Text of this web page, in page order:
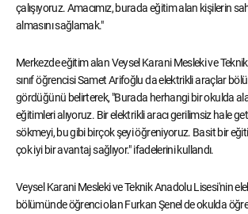
çalışıyoruz. Amacımız, burada eğitim alan kişilerin
almasını sağlamak."
Merkezde eğitim alan Veysel Karani Mesleki ve
sınıf öğrencisi Samet Arifoğlu da elektrikli araçlar
gördüğünü belirterek, "Burada herhangi bir okulda
eğitimleri alıyoruz. Bir elektrikli aracı gerilimsiz hale
sökmeyi, bu gibi birçok şeyi öğreniyoruz. Basit bir
çok iyi bir avantaj sağlıyor." ifadelerini kullandı.
Veysel Karani Mesleki ve Teknik Anadolu Lisesi'nin
bölümünde öğrenci olan Furkan Şenel de okulda